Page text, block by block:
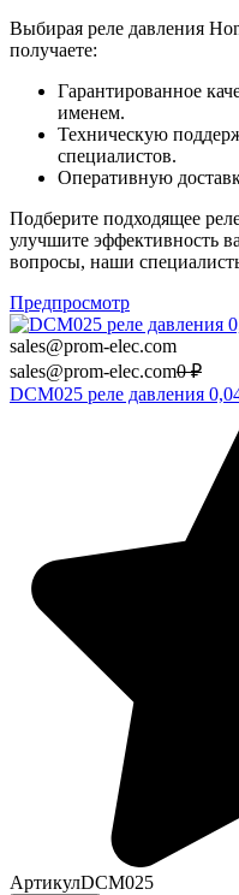
Выбирая реле давления
получаете:
Гарантированное
именем.
Техническую
специалистов.
Оперативную
Подберите подходящее
улучшите эффективность
вопросы, наши
Предпросмотр
sales@prom-elec.com
sales@prom-elec.com0 ₽
DCM025 реле давления
АртикулDCM025